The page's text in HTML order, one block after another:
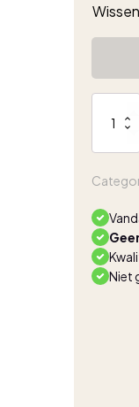
Wissen
Piace
knotted
pofmouw
kit
aantal
Niet